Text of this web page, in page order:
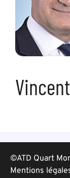
©ATD Quart
Mentions